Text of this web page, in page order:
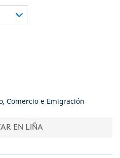
Comercio e Emigración
EN LIÑA